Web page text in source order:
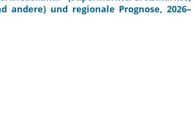
andere) und regionale Prognose, 2026–